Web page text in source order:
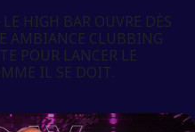
HIGH BAR OUVRE DÈS
AMBIANCE CLUBBING
POUR LANCER LE
IL SE DOIT.